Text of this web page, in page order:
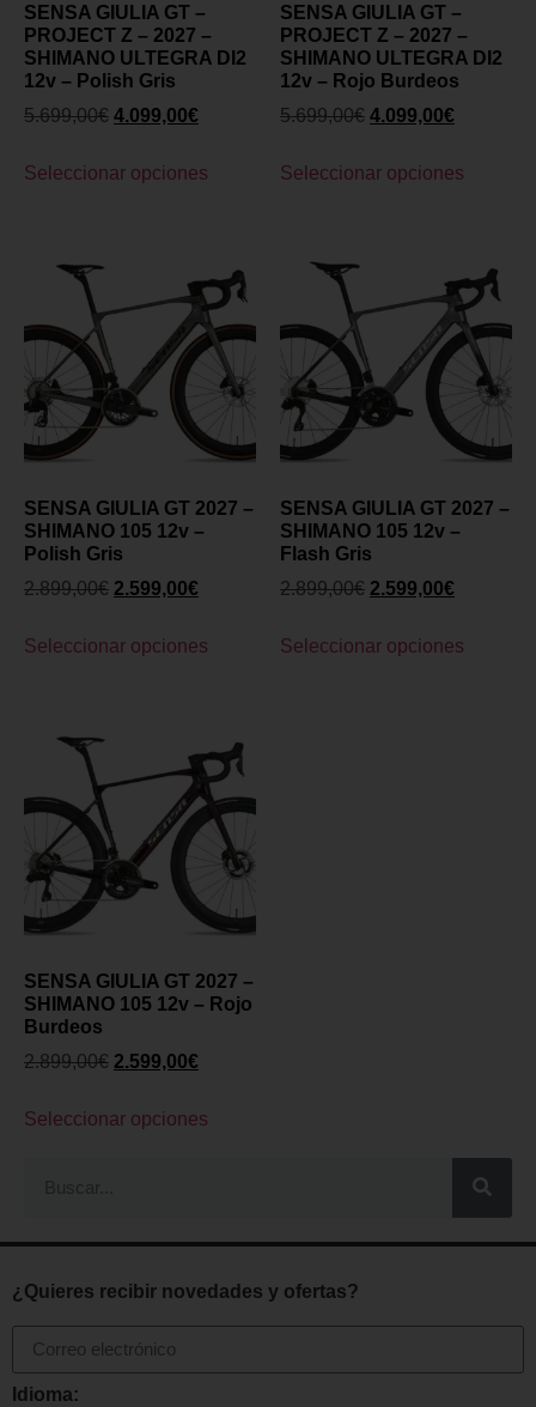
SENSA GIULIA GT –
PROJECT Z – 2027 –
SHIMANO ULTEGRA DI2
12v – Polish Gris
5.699,00€ 4.099,00€
Seleccionar opciones
SENSA GIULIA GT –
PROJECT Z – 2027 –
SHIMANO ULTEGRA DI2
12v – Rojo Burdeos
5.699,00€ 4.099,00€
Seleccionar opciones
SENSA GIULIA GT 2027 –
SHIMANO 105 12v –
Polish Gris
2.899,00€ 2.599,00€
Seleccionar opciones
SENSA GIULIA GT 2027 –
SHIMANO 105 12v –
Flash Gris
2.899,00€ 2.599,00€
Seleccionar opciones
SENSA GIULIA GT 2027 –
SHIMANO 105 12v – Rojo
Burdeos
2.899,00€ 2.599,00€
Seleccionar opciones
¿Quieres recibir novedades y ofertas?
Idioma: